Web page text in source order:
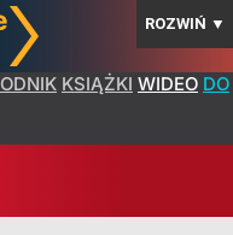
ROZWIŃ ▼
KSIĄŻKI WIDEO DO